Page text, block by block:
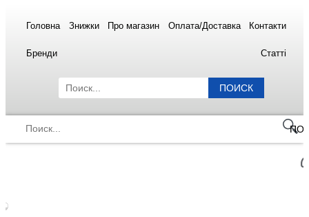
Головна Знижки Про магазин Оплата/Доставка Контакти
Бренди Статті
ПОИСК